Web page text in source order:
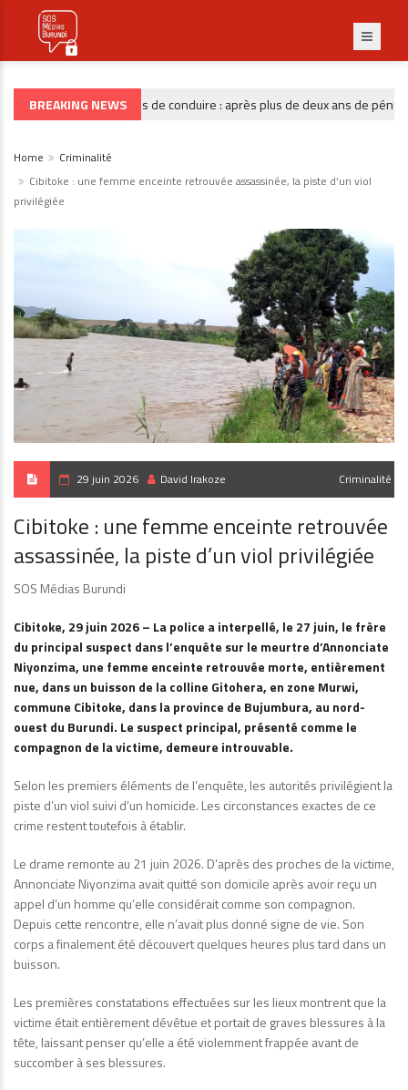
BREAKING NEWS
GOUVERNANCE Permis de conduire : après plus de deux ans de
Home
Criminalité
Cibitoke : une femme enceinte retrouvée assassinée, la piste d’un viol
privilégiée
29 juin 2026 David Irakoze Criminalité
Cibitoke : une femme enceinte retrouvée
assassinée, la piste d’un viol privilégiée
SOS Médias Burundi
Cibitoke, 29 juin 2026 – La police a interpellé, le 27 juin, le frère
du principal suspect dans l’enquête sur le meurtre d’Annonciate
Niyonzima, une femme enceinte retrouvée morte, entièrement
nue, dans un buisson de la colline Gitohera, en zone Murwi,
commune Cibitoke, dans la province de Bujumbura, au nord-
ouest du Burundi. Le suspect principal, présenté comme le
compagnon de la victime, demeure introuvable.
Selon les premiers éléments de l’enquête, les autorités privilégient la
piste d’un viol suivi d’un homicide. Les circonstances exactes de ce
crime restent toutefois à établir.
Le drame remonte au 21 juin 2026. D’après des proches de la victime,
Annonciate Niyonzima avait quitté son domicile après avoir reçu un
appel d’un homme qu’elle considérait comme son compagnon.
Depuis cette rencontre, elle n’avait plus donné signe de vie. Son
corps a finalement été découvert quelques heures plus tard dans un
buisson.
Les premières constatations effectuées sur les lieux montrent que la
victime était entièrement dévêtue et portait de graves blessures à la
tête, laissant penser qu’elle a été violemment frappée avant de
succomber à ses blessures.